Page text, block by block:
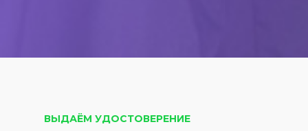
ВЫДАЁМ УДОСТОВЕРЕНИЕ